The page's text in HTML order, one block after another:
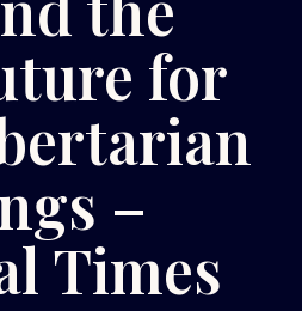
for
–
Times